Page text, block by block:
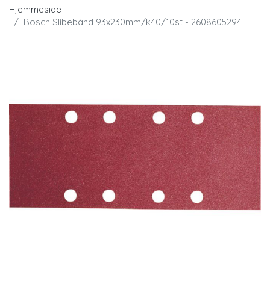
Hjemmeside
Bosch Slibebånd 93x230mm/k40/10st - 2608605294